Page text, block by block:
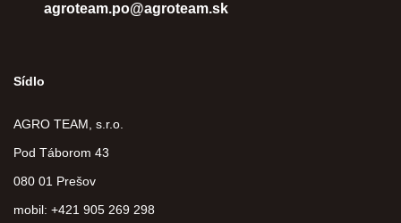
agroteam.po@agroteam.sk
Sídlo
AGRO TEAM, s.r.o.
Pod Táborom 43
080 01 Prešov
mobil: +421 905 269 298